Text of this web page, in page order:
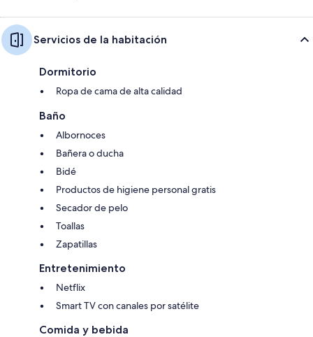
Servicios de la habitación
Dormitorio
Ropa de cama de alta calidad
Baño
Albornoces
Bañera o ducha
Bidé
Productos de higiene personal gratis
Secador de pelo
Toallas
Zapatillas
Entretenimiento
Netflix
Smart TV con canales por satélite
Comida y bebida